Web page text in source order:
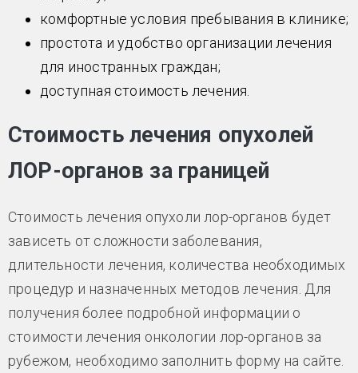
комфортные условия пребывания в клинике;
простота и удобство организации лечения
для иностранных граждан;
доступная стоимость лечения.
Стоимость лечения опухолей
ЛОР-органов за границей
Стоимость лечения опухоли лор-органов будет
зависеть от сложности заболевания,
длительности лечения, количества необходимых
процедур и назначенных методов лечения. Для
получения более подробной информации о
стоимости лечения онкологии лор-органов за
рубежом, необходимо заполнить форму на сайте.